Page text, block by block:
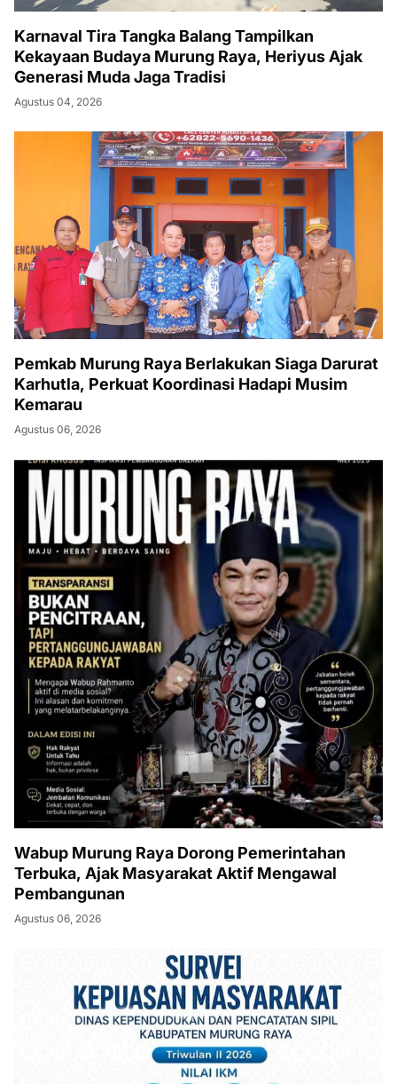
Karnaval Tira Tangka Balang Tampilkan
Kekayaan Budaya Murung Raya, Heriyus Ajak
Generasi Muda Jaga Tradisi
Agustus 04, 2026
Pemkab Murung Raya Berlakukan Siaga Darurat
Karhutla, Perkuat Koordinasi Hadapi Musim
Kemarau
Agustus 06, 2026
Wabup Murung Raya Dorong Pemerintahan
Terbuka, Ajak Masyarakat Aktif Mengawal
Pembangunan
Agustus 06, 2026